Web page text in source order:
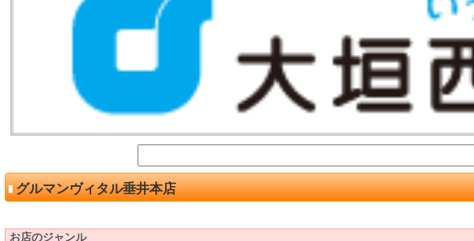
グルマンヴィタル垂井本店
お店のジャンル